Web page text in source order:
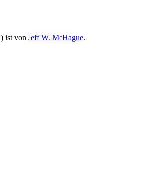
) ist von Jeff W. McHague.